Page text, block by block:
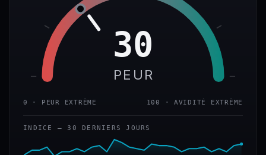
30
PEUR
0 · PEUR EXTRÊME 100 · AVIDITÉ EXTRÊME
INDICE — 30 DERNIERS JOURS